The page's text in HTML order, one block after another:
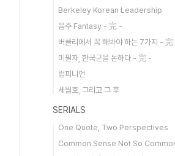
Berkeley Korean Leadership
음주 Fantasy - 完 -
버클리에서 꼭 해봐야 하는 7가지 -
미필자, 한국군을 논하다 - 完 -
럽피니언
세월호, 그리고 그 후
SERIALS
One Quote, Two Perspectives
Common Sense Not So